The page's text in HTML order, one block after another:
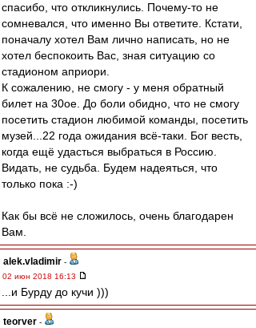
спасибо, что откликнулись. Почему-то не
сомневался, что именно Вы ответите. Кстати,
поначалу хотел Вам лично написать, но не
хотел беспокоить Вас, зная ситуацию со
стадионом априори.
К сожалению, не смогу - у меня обратный
билет на 30ое. До боли обидно, что не смогу
посетить стадион любимой команды, посетить
музей...22 года ожидания всё-таки. Бог весть,
когда ещё удасться выбраться в Россию.
Видать, не судьба. Будем надеяться, что
только пока :-)
Как бы всё не сложилось, очень благодарен
Вам.
alek.vladimir -
02 июн 2018 16:13
...и Бурду до кучи )))
teorver -